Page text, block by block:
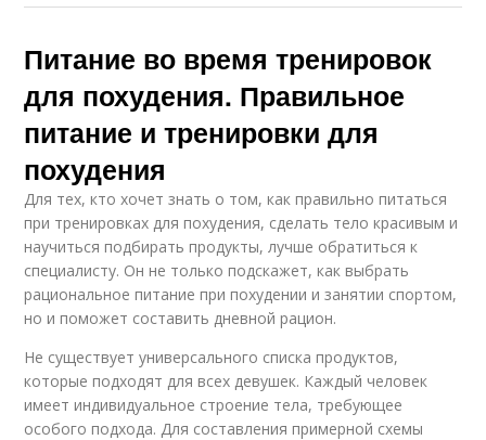
Питание во время тренировок
для похудения. Правильное
питание и тренировки для
похудения
Для тех, кто хочет знать о том, как правильно питаться
при тренировках для похудения, сделать тело красивым и
научиться подбирать продукты, лучше обратиться к
специалисту. Он не только подскажет, как выбрать
рациональное питание при похудении и занятии спортом,
но и поможет составить дневной рацион.
Не существует универсального списка продуктов,
которые подходят для всех девушек. Каждый человек
имеет индивидуальное строение тела, требующее
особого подхода. Для составления примерной схемы